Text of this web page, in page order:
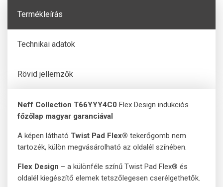
Termékleírás
Technikai adatok
Rövid jellemzők
Neff Collection T66YYY4C0 Flex Design indukciós
főzőlap magyar garanciával
A képen látható Twist Pad Flex® tekerőgomb nem
tartozék, külön megvásárolható az oldalél színében.
Flex Design – a különféle színű Twist Pad Flex® és
oldalél kiegészítő elemek tetszőlegesen cserélgethetők.